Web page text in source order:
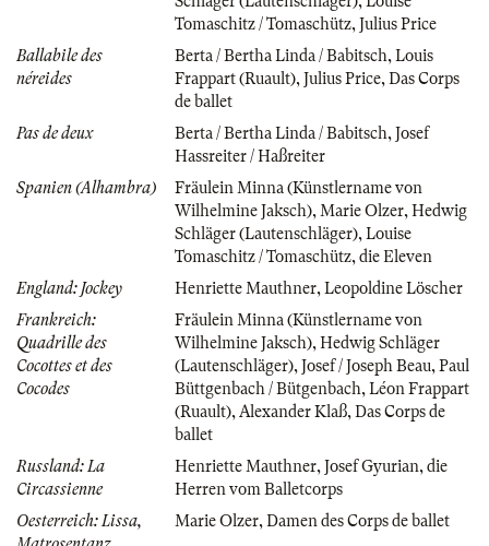
Tomaschitz / Tomaschütz,Julius Price
Ballabile des
néreides
Berta / Bertha Linda / Babitsch,Louis
Frappart (Ruault),Julius Price,Das Corps
de ballet
Pas de deux
Berta / Bertha Linda / Babitsch,Josef
Hassreiter / Haßreiter
Spanien (Alhambra)
Fräulein Minna (Künstlername von
Wilhelmine Jaksch),Marie Olzer,Hedwig
Schläger (Lautenschläger),Louise
Tomaschitz / Tomaschütz,die Eleven
England: Jockey
Henriette Mauthner,Leopoldine Löscher
Frankreich:
Quadrille des
Cocottes et des
Cocodes
Fräulein Minna (Künstlername von
Wilhelmine Jaksch),Hedwig Schläger
(Lautenschläger),Josef / Joseph Beau,Paul
Büttgenbach / Bütgenbach,Léon Frappart
(Ruault),Alexander Klaß,Das Corps de
ballet
Russland: La
Circassienne
Henriette Mauthner,Josef Gyurian,die
Herren vom Balletcorps
Oesterreich: Lissa,
Marie Olzer,Damen des Corps de ballet